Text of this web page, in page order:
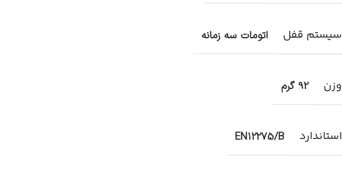
سیستم قفل اتومات سه زمانه
وزن 92 گرم
استاندارد EN12275/B